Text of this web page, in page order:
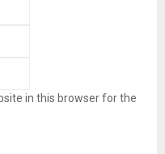
in this browser for the